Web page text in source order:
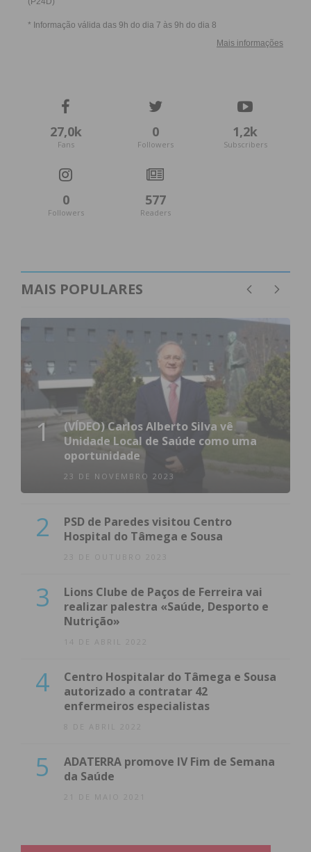
27,0k
Fans
0
Followers
1,2k
Subscribers
0
Followers
577
Readers
MAIS POPULARES
1
(VÍDEO) Carlos Alberto Silva vê
Unidade Local de Saúde como uma
oportunidade
23 DE NOVEMBRO 2023
2
PSD de Paredes visitou Centro
Hospital do Tâmega e Sousa
23 DE OUTUBRO 2023
3
Lions Clube de Paços de Ferreira vai
realizar palestra «Saúde, Desporto e
Nutrição»
14 DE ABRIL 2022
4
Centro Hospitalar do Tâmega e Sousa
autorizado a contratar 42
enfermeiros especialistas
8 DE ABRIL 2022
5
ADATERRA promove IV Fim de Semana
da Saúde
21 DE MAIO 2021